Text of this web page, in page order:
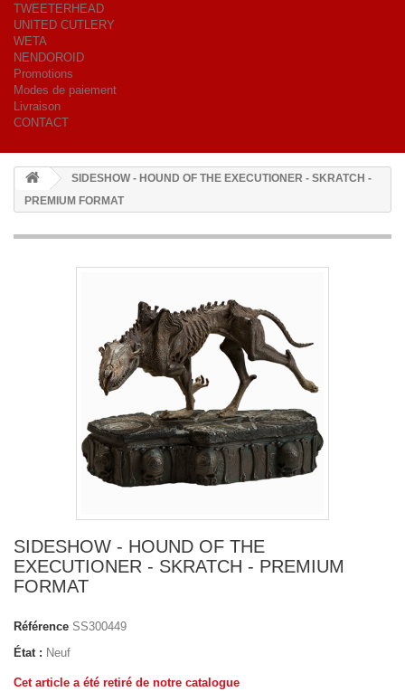
TWEETERHEAD
UNITED CUTLERY
WETA
NENDOROID
Promotions
Modes de paiement
Livraison
CONTACT
SIDESHOW - HOUND OF THE EXECUTIONER - SKRATCH -
PREMIUM FORMAT
SIDESHOW - HOUND OF THE
EXECUTIONER - SKRATCH - PREMIUM
FORMAT
Référence SS300449
État : Neuf
Cet article a été retiré de notre catalogue